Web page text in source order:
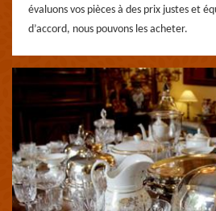
évaluons vos pièces à des prix justes et
d’accord, nous pouvons les acheter.